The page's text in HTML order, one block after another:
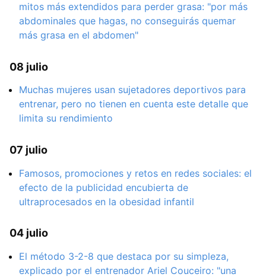
mitos más extendidos para perder grasa: "por más
abdominales que hagas, no conseguirás quemar
más grasa en el abdomen"
08 julio
Muchas mujeres usan sujetadores deportivos para
entrenar, pero no tienen en cuenta este detalle que
limita su rendimiento
07 julio
Famosos, promociones y retos en redes sociales: el
efecto de la publicidad encubierta de
ultraprocesados en la obesidad infantil
04 julio
El método 3-2-8 que destaca por su simpleza,
explicado por el entrenador Ariel Couceiro: "una